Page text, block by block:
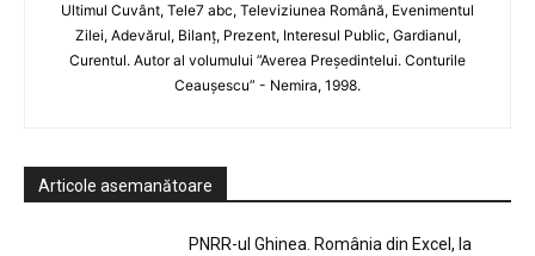
Ultimul Cuvânt, Tele7 abc, Televiziunea Română, Evenimentul
Zilei, Adevărul, Bilanț, Prezent, Interesul Public, Gardianul,
Curentul. Autor al volumului ”Averea Președintelui. Conturile
Ceaușescu” - Nemira, 1998.
Articole asemanătoare
PNRR-ul Ghinea. România din Excel, la